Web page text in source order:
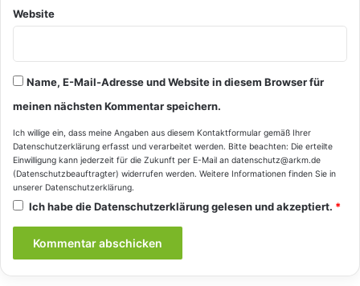
Website
Name, E-Mail-Adresse und Website in diesem Browser für
meinen nächsten Kommentar speichern.
Ich willige ein, dass meine Angaben aus diesem Kontaktformular gemäß Ihrer
Datenschutzerklärung erfasst und verarbeitet werden. Bitte beachten: Die erteilte
Einwilligung kann jederzeit für die Zukunft per E-Mail an datenschutz@arkm.de
(Datenschutzbeauftragter) widerrufen werden. Weitere Informationen finden Sie in
unserer Datenschutzerklärung.
Ich habe dieDatenschutzerklärunggelesen und akzeptiert. *